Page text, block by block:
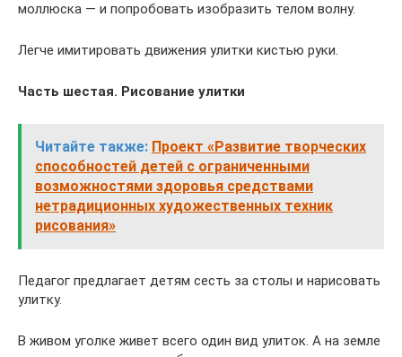
моллюска — и попробовать изобразить телом волну.
Легче имитировать движения улитки кистью руки.
Часть шестая. Рисование улитки
Читайте также: Проект «Развитие творческих
способностей детей с ограниченными
возможностями здоровья средствами
нетрадиционных художественных техник
рисования»
Педагог предлагает детям сесть за столы и нарисовать
улитку.
В живом уголке живет всего один вид улиток. А на земле